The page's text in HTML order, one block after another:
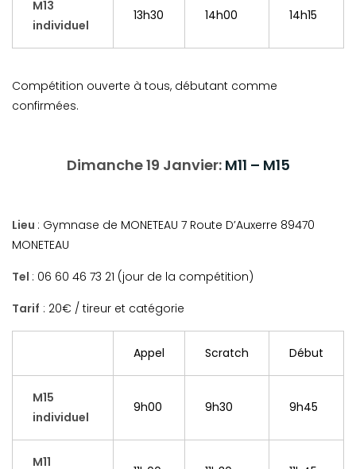
M13
individuel
13h30 14h00 14h15
Compétition ouverte à tous, débutant comme
confirmées.
Dimanche 19 Janvier:M11 – M15
Lieu : Gymnase de MONETEAU 7 Route D’Auxerre 89470
MONETEAU
Tel : 06 60 46 73 21 (jour de la compétition)
Tarif : 20€ / tireur et catégorie
Appel Scratch Début
M15
individuel
9h00 9h30 9h45
M11